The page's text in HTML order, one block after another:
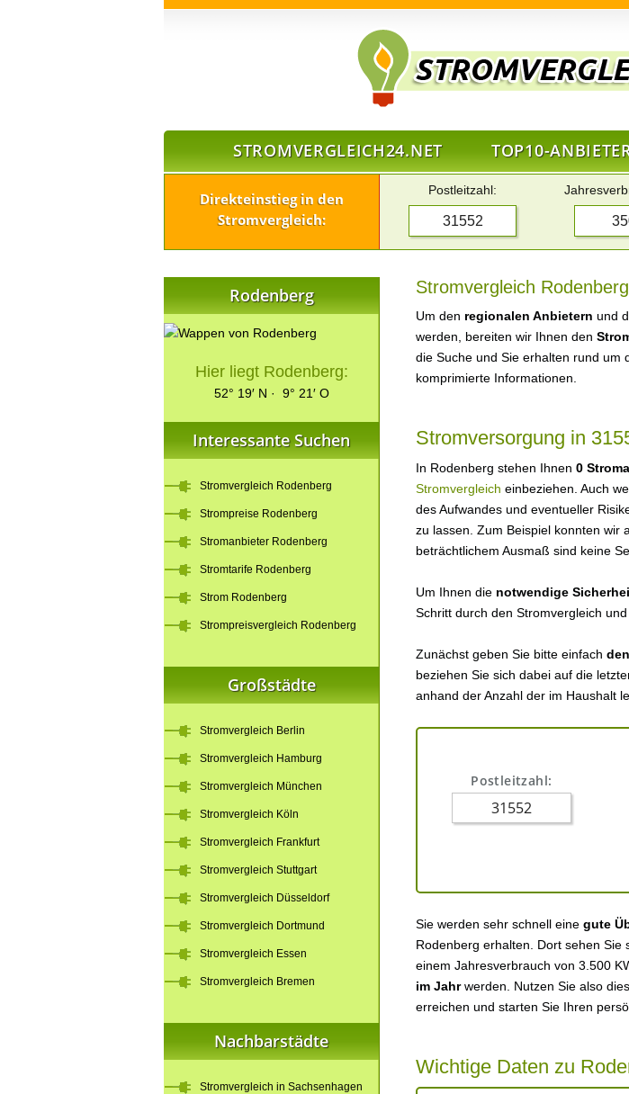
STROMVERGLEICH24.NET TOP10-
Direkteinstieg in den
Stromvergleich:
Postleitzahl:
Stromvergleich
Um den regionalen Anbietern und
werden, bereiten wir Ihnen den
die Suche und Sie erhalten rund um
komprimierte Informationen.
Stromversorgung in
In Rodenberg stehen Ihnen 0
Stromvergleich einbeziehen. Auch
des Aufwandes und eventueller
zu lassen. Zum Beispiel konnten wir
beträchtlichem Ausmaß sind keine
Um Ihnen die notwendige
Schritt durch den Stromvergleich
Zunächst geben Sie bitte einfach
beziehen Sie sich dabei auf die
anhand der Anzahl der im Haushalt
Postleitzahl:
Sie werden sehr schnell eine gute
Rodenberg erhalten. Dort sehen Sie
einem Jahresverbrauch von 3.500
im Jahrwerden. Nutzen Sie also
erreichen und starten Sie Ihren
Wichtige Daten zu
Rodenberg
Hier liegt Rodenberg:
52° 19′ N · 9° 21′ O
Interessante Suchen
Stromvergleich Rodenberg
Strompreise Rodenberg
Stromanbieter Rodenberg
Stromtarife Rodenberg
Strom Rodenberg
Strompreisvergleich Rodenberg
Großstädte
Stromvergleich Berlin
Stromvergleich Hamburg
Stromvergleich München
Stromvergleich Köln
Stromvergleich Frankfurt
Stromvergleich Stuttgart
Stromvergleich Düsseldorf
Stromvergleich Dortmund
Stromvergleich Essen
Stromvergleich Bremen
Nachbarstädte
Stromvergleich in Sachsenhagen